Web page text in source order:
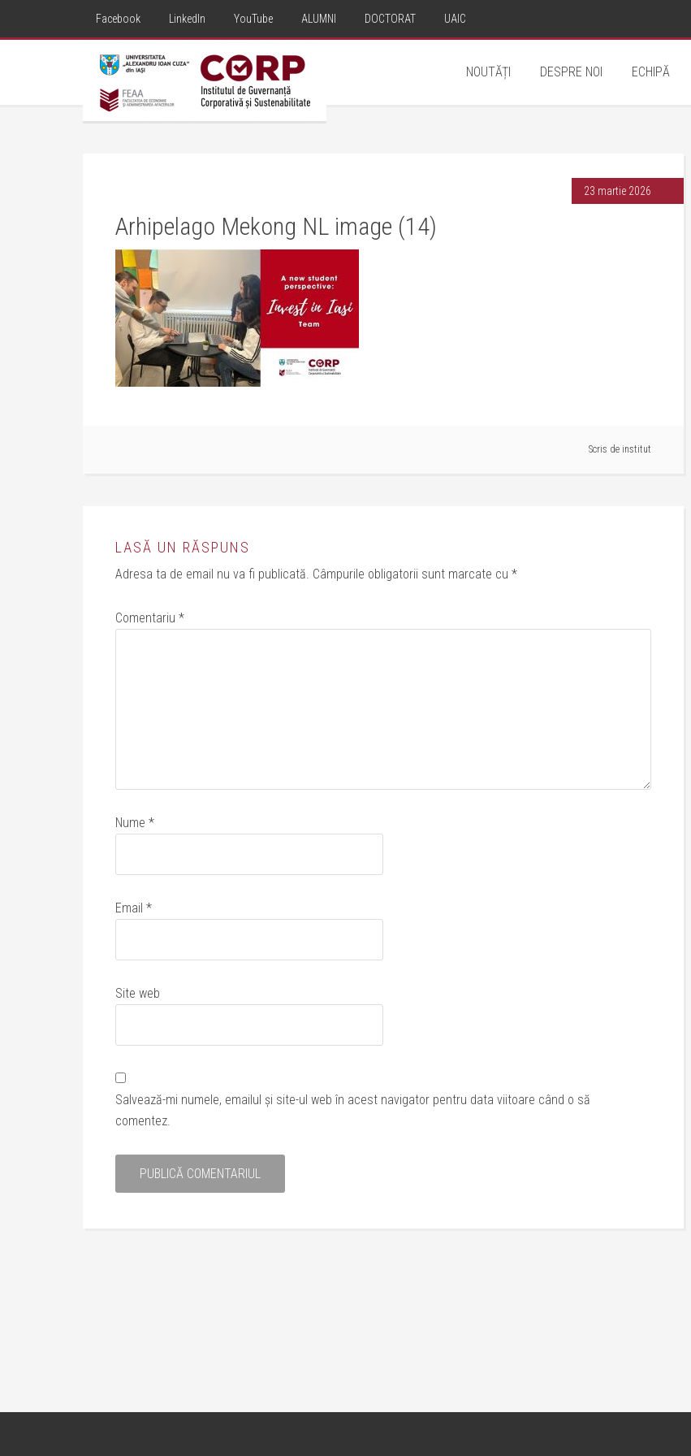
Facebook LinkedIn YouTube ALUMNI DOCTORAT UAIC
NOUTĂȚI DESPRE NOI ECHIPĂ
23 martie 2026
Arhipelago Mekong NL image (14)
Scris de institut
LASĂ UN RĂSPUNS
Adresa ta de email nu va fi publicată. Câmpurile obligatorii sunt marcate cu *
Comentariu *
Nume *
Email *
Site web
Salvează-mi numele, emailul și site-ul web în acest navigator pentru data viitoare când o să
comentez.